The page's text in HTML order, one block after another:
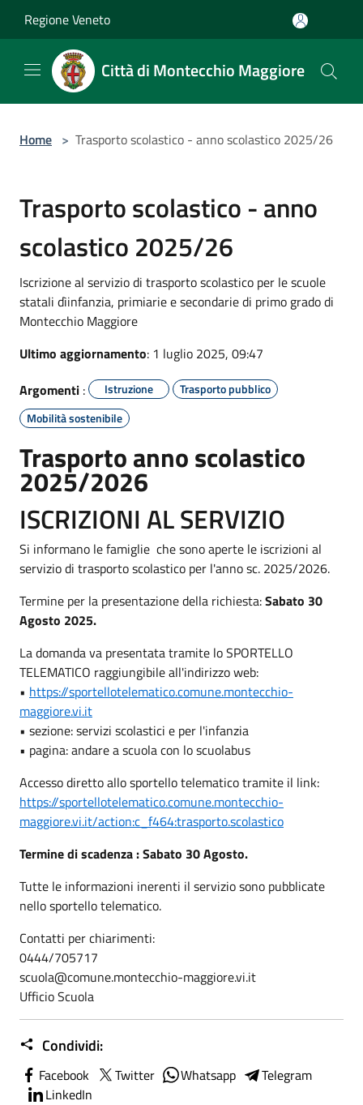
Regione Veneto
Città di Montecchio Maggiore
Home > Trasporto scolastico - anno scolastico 2025/26
Trasporto scolastico - anno
scolastico 2025/26
Iscrizione al servizio di trasporto scolastico per le scuole
statali dìinfanzia, primiarie e secondarie di primo grado di
Montecchio Maggiore
Ultimo aggiornamento: 1 luglio 2025, 09:47
Argomenti : Istruzione
Trasporto pubblico
Mobilità sostenibile
Trasporto anno scolastico
2025/2026
ISCRIZIONI AL SERVIZIO
Si informano le famiglie che sono aperte le iscrizioni al
servizio di trasporto scolastico per l'anno sc. 2025/2026.
Termine per la presentazione della richiesta:Sabato 30
Agosto 2025.
La domanda va presentata tramite lo SPORTELLO
TELEMATICO raggiungibile all'indirizzo web:
• https://sportellotelematico.comune.montecchio-
maggiore.vi.it
• sezione: servizi scolastici e per l'infanzia
• pagina: andare a scuola con lo scuolabus
Accesso diretto allo sportello telematico tramite il link:
https://sportellotelematico.comune.montecchio-
maggiore.vi.it/action:c_f464:trasporto.scolastico
Termine di scadenza : Sabato 30 Agosto.
Tutte le informazioni inerenti il servizio sono pubblicate
nello sportello telematico.
Contatti per chiarimenti:
0444/705717
scuola@comune.montecchio-maggiore.vi.it
Ufficio Scuola
Condividi:
Facebook Twitter Whatsapp
Telegram
LinkedIn